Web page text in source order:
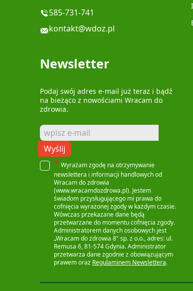
585-731-741
kontakt@wdoz.pl
Newsletter
Podaj swój adres e-mail już teraz i bądź
na bieżąco z nowościami Wracam do
zdrowia.
Wyślij
* Wyrażam zgodę na otrzymywanie
newslettera i informacji handlowych od
Wracam do zdrowia
(www.wracamdozdrowa.pl). Jestem
świadom przysługującego mi prawa do
cofnięcia wyrażonej zgody w każdym czasie.
Wówczas przekazane dane będą
przetwarzane do momentu cofnięcia zgody.
Administratorem danych osobowych jest
„Wracam do zdrowia 8" sp. z o.o., adres: ul.
Remusa 6, 81-574 Gdynia. Administrator
przetwarza dane zgodnie z obowiązującym
prawem oraz Regulaminem Newslettera.